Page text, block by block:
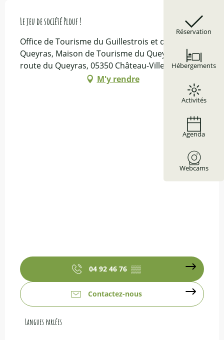
Réservation
Hébergements
Activités
Agenda
Webcams
Le jeu de société Plouf !
Office de Tourisme du Guillestrois et du
Queyras, Maison de Tourisme du Queyras - 2535
route du Queyras, 05350 Château-Ville-Vieille
M'y rendre
04 92 46 76 ▒▒
Contactez-nous
Langues parlées
Langues parlées